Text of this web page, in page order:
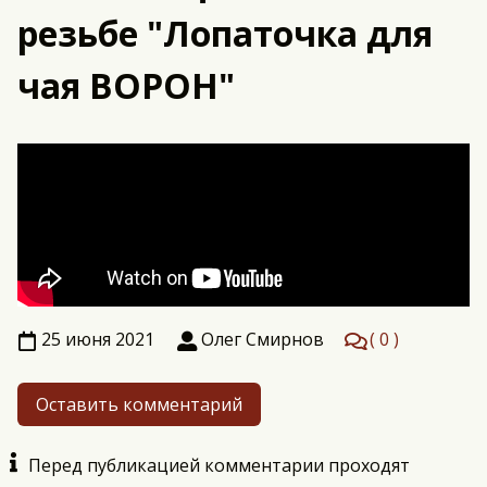
резьбе "Лопаточка для
чая ВОРОН"
25 июня 2021 Олег Смирнов 0
Оставить комментарий
Перед публикацией комментарии проходят